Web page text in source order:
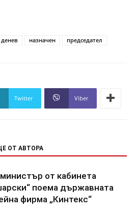
назначен председател
Twitter Viber
ОТ АВТОРА
от кабинета
поема държавната
фирма „Кинтекс“